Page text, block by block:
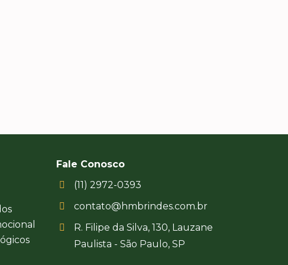
Fale Conosco
(11) 2972-0393
contato@hmbrindes.com.br
R. Filipe da Silva, 130, Lauzane
Paulista - São Paulo, SP